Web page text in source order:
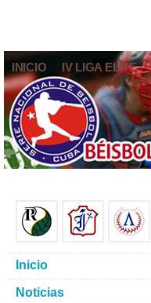
INICIO IV LIGA ELITE
Inicio
Noticias